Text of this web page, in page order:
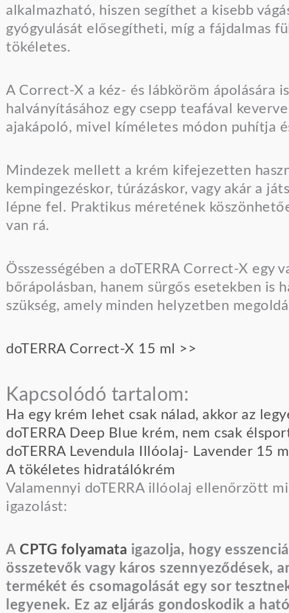
alkalmazható, hiszen segíthet a kisebb
gyógyulását elősegítheti, míg a fájdalmas
tökéletes.
A Correct-X a kéz- és lábköröm ápolására
halványításához egy csepp teafával
ajakápoló, mivel kíméletes módon puhítja
Mindezek mellett a krém kifejezetten
kempingezéskor, túrázáskor, vagy akár a
lépne fel. Praktikus méretének
van rá.
Összességében a doTERRA Correct-X egy
bőrápolásban, hanem sürgős esetekben is
szükség, amely minden helyzetben
doTERRA Correct-X 15 ml >>
Kapcsolódó tartalom:
Ha egy krém lehet csak nálad, akkor az
doTERRA Deep Blue krém, nem csak
doTERRA Levendula Illóolaj- Lavender 15 ml
A tökéletes hidratálókrém
Valamennyi doTERRA illóolaj ellenőrzött
igazolást:
A CPTG folyamata igazolja, hogy
összetevők vagy káros szennyeződések,
termékét és csomagolását egy sor
legyenek. Ez az eljárás gondoskodik a